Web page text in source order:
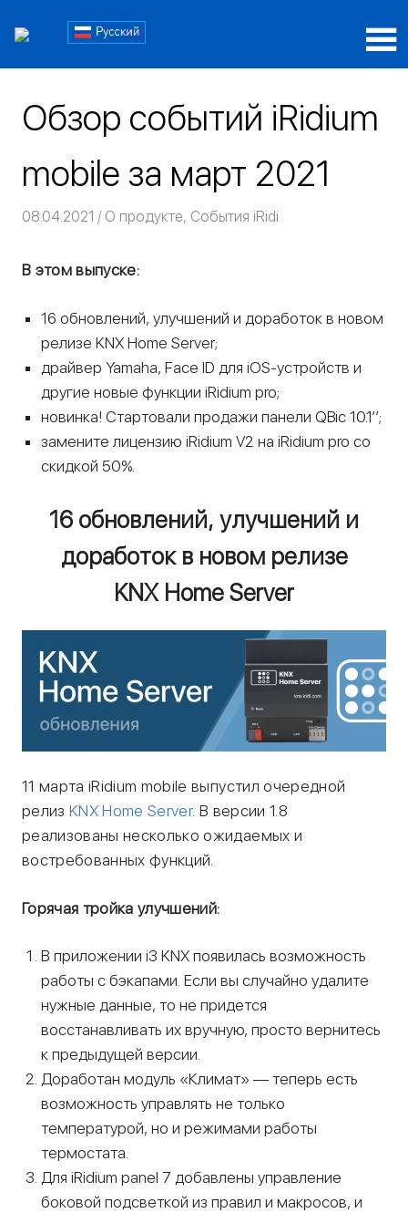
содержимому
Блог
Обзор событий iRidium
mobile за март 2021
08.04.2021 Команда iRidium mobile
О продукте, События iRidi
В этом выпуске:
16 обновлений, улучшений и доработок в новом
релизе KNX Home Server;
драйвер Yamaha, Face ID для iOS-устройств и
другие новые функции iRidium pro;
новинка! Стартовали продажи панели QBic 10.1’’;
замените лицензию iRidium V2 на iRidium pro со
скидкой 50%.
16 обновлений, улучшений и
доработок в новом релизе
KNX Home Server
11 марта iRidium mobile выпустил очередной
релизKNX Home Server. В версии 1.8
реализованы несколько ожидаемых и
востребованных функций.
Горячая тройка улучшений:
В приложении i3 KNX появилась возможность
работы с бэкапами. Если вы случайно удалите
нужные данные, то не придется
восстанавливать их вручную, просто вернитесь
к предыдущей версии.
Доработан модуль «Климат» — теперь есть
возможность управлять не только
температурой, но и режимами работы
термостата.
Для iRidium panel 7 добавлены управление
боковой подсветкой из правил и макросов, и